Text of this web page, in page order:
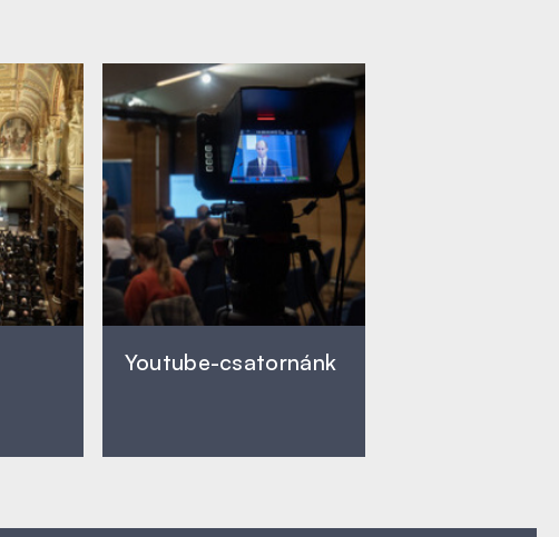
Youtube-csatornánk